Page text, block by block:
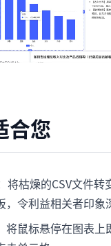
合您
将枯燥的CSV文件转
，令利益相关者印象
将鼠标悬停在图表上